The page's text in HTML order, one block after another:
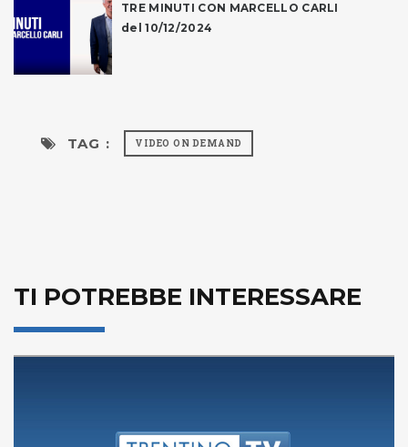
TRE MINUTI CON MARCELLO CARLI
del 10/12/2024
TAG : VIDEO ON DEMAND
TI POTREBBE INTERESSARE